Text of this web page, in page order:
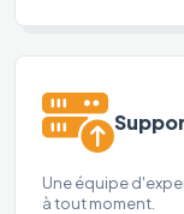
Une équipe
à tout moment.